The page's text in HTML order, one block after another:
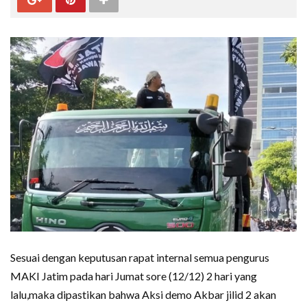
Sesuai dengan keputusan rapat internal semua pengurus
MAKI Jatim pada hari Jumat sore (12/12) 2 hari yang
lalu,maka dipastikan bahwa Aksi demo Akbar jilid 2 akan